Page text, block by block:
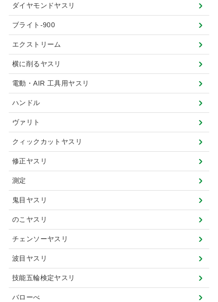
ダイヤモンドヤスリ
ブライト-900
エクストリーム
横に削るヤスリ
電動・AIR 工具用ヤスリ
ハンドル
ヴァリト
クィックカットヤスリ
修正ヤスリ
測定
鬼目ヤスリ
のこヤスリ
チェンソーヤスリ
波目ヤスリ
技能五輪検定ヤスリ
バローべ